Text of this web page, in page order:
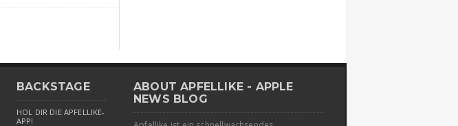
BACKSTAGE
HOL DIR DIE APFELLIKE-
APP!
ABOUT APFELLIKE - APPLE
NEWS BLOG